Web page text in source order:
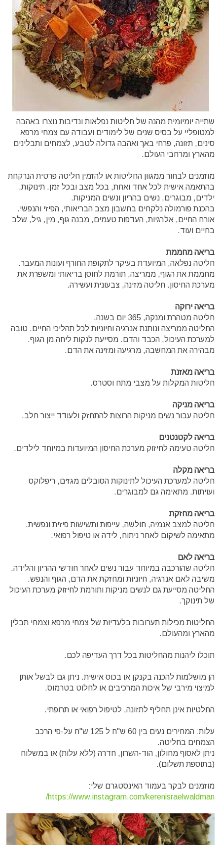
שתייה יומיומית מהנה של חליטות נפלאות ונדיבות נוצרו באהבה
למטופליי על בסיס שנים של לימודים ועבודה עם צמחי מרפא
סינים, תזונה, פרחי באך ואהבה גדולה לטבע, לצמחים ותבלינים
מהארץ ומרחבי העולם.
מוזמנים לבחור ממגוון החליטות או להזמין חליטה פרטית הנרקחת
בהתאמה אישית לכל אחד ואחת, בכל מצב ובכל זמן. תינוקות,
ילדים, מבוגרים, נשים בהריון ונשים המניקות.
בהכנת פורמולה נלקחים בחשבון מצב הבריאותי, הפיזי והנפשי.
אורח החיים, אלרגיות, העדפות טעמים, מבנה גוף, מין, גיל, שלב
בחיים ועוד.
בריאה מחממת
חליטה נפלאה, המיועדת בעיקר לתקופת החורף ועונות המעבר.
מחממת את הגוף, ממריצה, תורמת לחוסן בריאותי ומשפרת את
מערכת החיסון. חליטה מזינה, צבעונית ועשירה.
בריאה ירוקה
חליטה מטהרת ומנקה, 365 יום בשנה.
החליטה ממריצה ונותנת אנרגיה וחיוניות לכל תהליכי החיים. טובה
למערכת העיכול, הכבד והדם. מסייעת לנקות ליחה מן הגוף.
מבהירה את המחשבה, מרגיעה ומזינה את הדם.
בריאה מאזנת
חליטות המקלות על מצבי מתח וסטרס.
בריאה מניקה
חליטה עבור נשים מניקות הרוצות להתחזק ולעודד ייצור חלב.
בריאה לקטנטנים
חליטה טעימה לחיזוק מערכת החיסון המיועדות במיוחד לילדים.
בריאה מקלה
חליטה למערכת העיכול לתינוקות הסובלים מגזים, ריפלוקס
ועויתות. מתאימה גם למבוגרים.
בריאה מחזקת
חליטה למצב אנמיה, חולשה, עייפות ותשישות פיזית ונפשית.
מתאימה לשיקום לאחר ניתוח, לידה או טיפול רפואי.
בריאה לאם
חליטה שהורכבה במיוחד עבור נשים לאחר חודשי ההריון והלידה.
משיבה לאם אנרגיה, חיוניות ומחזקת את הדם, הגוף והנפש.
החליטה מסייעת גם לנשים מניקות ותורמת לחיזוק מערכת העיכול
של תינוקך.
החליטות מכילות תערובות בלעדיות של צמחי מרפא וצמחי תבלין
מהארץ ומהעולם.
תוכלו ליהנות מהחליטות בכל דרך העדיפה לכם.
הן מושלמות להכנה בקנקן או בכוס אישית. ניתן גם לבשל אותן
למיצוי מירבי של איכות המרכיבים או לחלוט בטרמוס.
החלטיות אינן תחליף לתזונה, לטיפול רפואי או תרופתי.
עלות: המחירים נעים בין 60 ש"ח ל 125 ש"ח על-פי הרכב
הצמחים בחליטה.
ניתן לאסוף מחולון, הוד-השרון, חדרה (ללא עלות) או במשלוח
(בתוספת תשלום).
מוזמנים לבקר בעמוד האינסטגרם שלי:
https://www.instagram.com/kerenisraelwaldman/